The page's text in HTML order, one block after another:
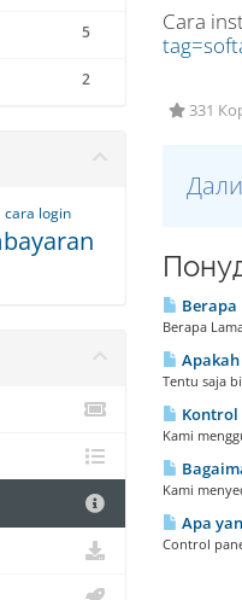
5
2
Cara
331
Berapa
Berapa
Apakah
Tentu saja
Kontrol
Kami
Kami
Apa
Control
cara login